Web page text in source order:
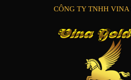
CÔNG TY TNHH VINA